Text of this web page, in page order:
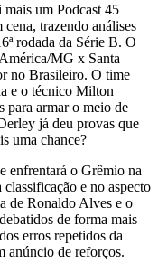
um Podcast 45
trazendo análises
rodada da Série B. O
MG x Santa
no Brasileiro. O time
e o técnico Milton
para armar o meio de
já deu provas que
uma chance?
enfrentará o Grêmio na
e no aspecto
de Ronaldo Alves e o
de forma mais
erros repetidos da
anúncio de reforços.